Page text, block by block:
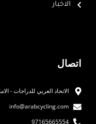
الاخبار
اتصال
الاتحاد العربي للدراجات -
info@arabcycling.com
97165665554